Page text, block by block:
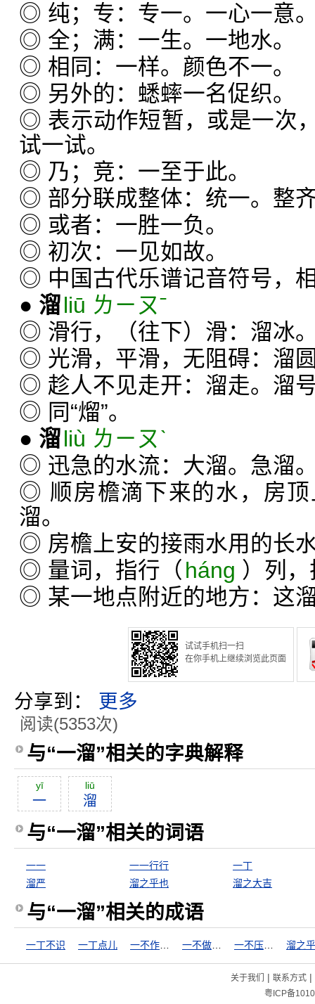
◎ 纯；专：专一。一心一意
◎ 全；满：一生。一地水。
◎ 相同：一样。颜色不一。
◎ 另外的：蟋蟀一名促织。
◎ 表示动作短暂，或是一次
试一试。
◎ 乃；竞：一至于此。
◎ 部分联成整体：统一。整
◎ 或者：一胜一负。
◎ 初次：一见如故。
◎ 中国古代乐谱记音符号，
● 溜liū ㄌㄧㄡˉ
◎ 滑行，（往下）滑：溜冰
◎ 光滑，平滑，无阻碍：溜
◎ 趁人不见走开：溜走。溜
◎ 同“熘”。
● 溜liù ㄌㄧㄡˋ
◎ 迅急的水流：大溜。急溜
◎ 顺房檐滴下来的水，房
溜。
◎ 房檐上安的接雨水用的长
◎ 量词，指行（ háng ）列
◎ 某一地点附近的地方：这
试试手机扫一扫
在你手机上继续浏览此页面
分享到： 更多
阅读(5353次)
与“一溜”相关的字典解释
yī
一
liū
溜
与“一溜”相关的词语
一一 一一行行
一丁
溜严
溜之乎也 溜之大吉
与“一溜”相关的成语
一丁不识 一丁点儿 溜之
关于我们 | 联系方式|
粤ICP备